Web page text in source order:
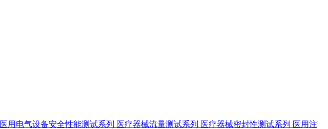
医用电气设备安全性能测试系列 医疗器械流量测试系列 医疗器械密封性测试系列 医用注